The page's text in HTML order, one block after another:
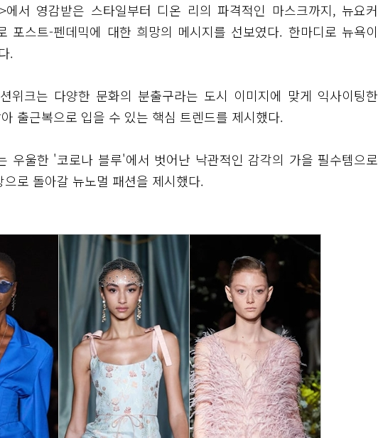
서 영감받은 스타일부터 디온 리의 파격적인 마스크까지, 뉴요커
포스트-펜데믹에 대한 희망의 메시지를 선보였다. 한마디로 뉴욕이
.
위크는 다양한 문화의 분출구라는 도시 이미지에 맞게 익사이팅한
출근복으로 입을 수 있는 핵심 트렌드를 제시했다.
우울한 '코로나 블루'에서 벗어난 낙관적인 감각의 가을 필수템으로
로 돌아갈 뉴노멀 패션을 제시했다.